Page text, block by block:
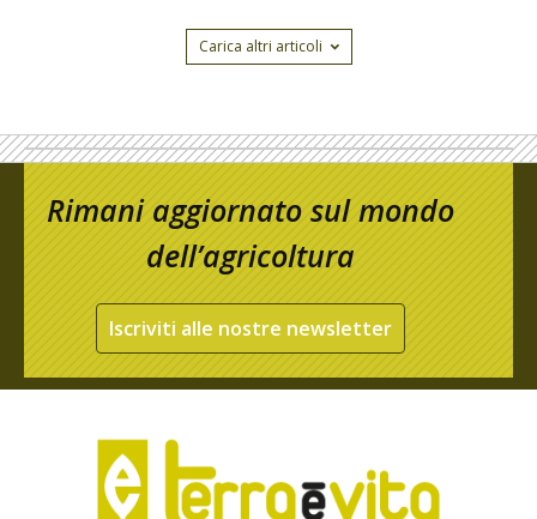
Carica altri articoli
Rimani aggiornato sul mondo
dell’agricoltura
Iscriviti alle nostre newsletter